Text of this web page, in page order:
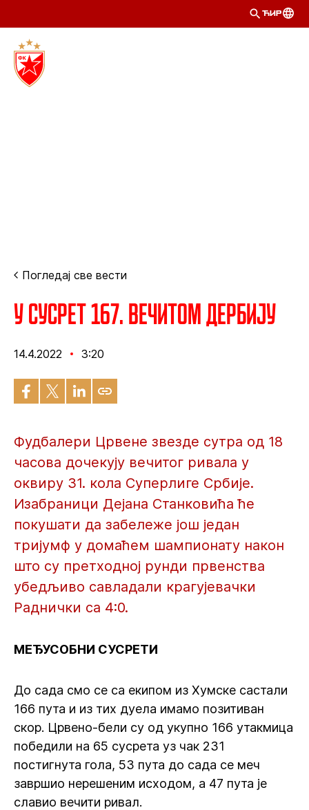
ЋИР
Погледај све вести
У сусрет 167. вечитом дербију
14.4.2022 3:20
Фудбалери Црвене звезде сутра од 18
часова дочекују вечитог ривала у
оквиру 31. кола Суперлиге Србије.
Изабраници Дејана Станковића ће
покушати да забележе још један
тријумф у домаћем шампионату након
што су претходној рунди првенства
убедљиво савладали крагујевачки
Раднички са 4:0.
МЕЂУСОБНИ СУСРЕТИ
До сада смо се са екипом из Хумске састали
166 пута и из тих дуела имамо позитиван
скор. Црвено-бели су од укупно 166 утакмица
победили на 65 сусрета уз чак 231
постигнута гола, 53 пута до сада се меч
завршио нерешеним исходом, а 47 пута је
славио вечити ривал.